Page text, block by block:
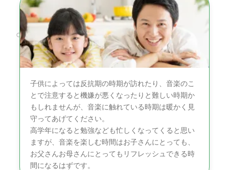
子供によっては反抗期の時期が訪れたり、音楽のこ
とで注意すると機嫌が悪くなったりと難しい時期か
もしれませんが、音楽に触れている時期は暖かく見
守ってあげてください。
高学年になると勉強なども忙しくなってくると思い
ますが、音楽を楽しむ時間はお子さんにとっても、
お父さんお母さんにとってもリフレッシュできる時
間になるはずです。